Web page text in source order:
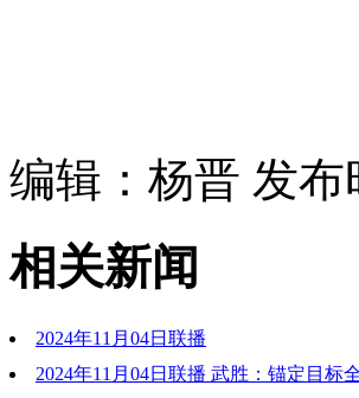
编辑：杨晋 发布
相关新闻
2024年11月04日联播
2024年11月04日联播 武胜：锚定目标